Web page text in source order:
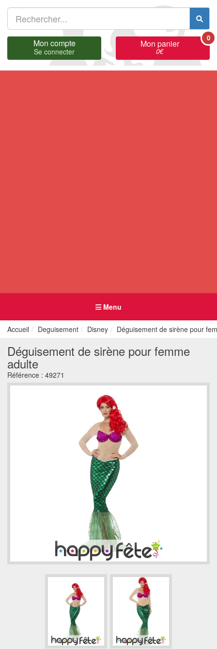
Mon compte
Se connecter
Mon panier
0€
0
Menu
Accueil Deguisement Disney Déguisement de sirène pour
Déguisement de sirène pour femme
adulte
Référence : 49271